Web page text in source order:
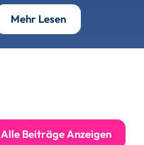
Mehr LesenÜber Speicher
Alle Beiträge Anzeigen